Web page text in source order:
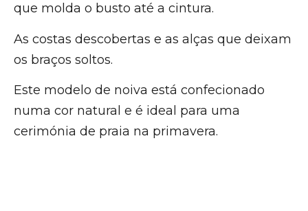
que molda o busto até a cintura.
As costas descobertas e as alças que deixam
os braços soltos.
Este modelo de noiva está confecionado
numa cor natural e é ideal para uma
cerimónia de praia na primavera.